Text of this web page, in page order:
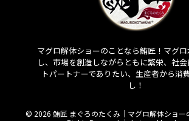
マグロ解体ショーのことなら鮪匠！マグ
し、市場を創造しながらともに繁栄、社
トパートナーでありたい、生産者から消
し！
© 2026 鮪匠 まぐろのたくみ｜マグロ解体ショー